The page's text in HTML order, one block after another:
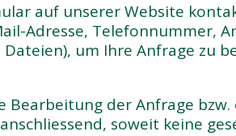
auf unserer Website
Adresse, Telefonnummer,
um Ihre Anfrage zu
Bearbeitung der Anfrage
soweit keine